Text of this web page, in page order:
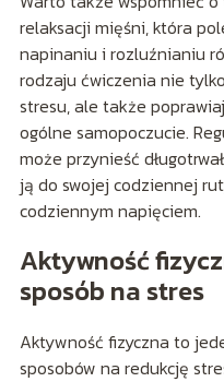
relaksacji mięśni, która
napinaniu i rozluźnianiu
rodzaju ćwiczenia nie
stresu, ale także
ogólne samopoczucie.
może przynieść
ją do swojej codziennej
codziennym napięciem.
Aktywność
sposób na stres
Aktywność fizyczna to
sposobów na redukcję